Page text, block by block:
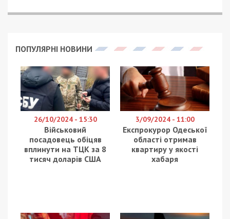
ПОПУЛЯРНІ НОВИНИ
26/10/2024 - 15:30
Військовий
посадовець обіцяв
вплинути на ТЦК за 8
тисяч доларів США
3/09/2024 - 11:00
Експрокурор Одеської
області отримав
квартиру у якості
хабаря